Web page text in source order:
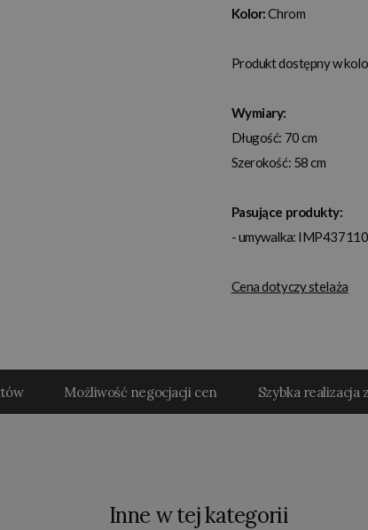
Kolor:Chrom
Produkt dostępny w
Wymiary:
Długość: 70 cm
Szerokość: 58 cm
Pasujące produkty:
- umywalka:
Cena dotyczy stelaża
Możliwość negocjacji cen Szybka realizacja
Inne w tej kategorii